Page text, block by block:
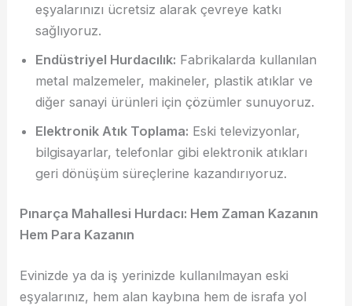
eşyalarınızı ücretsiz alarak çevreye katkı
sağlıyoruz.
Endüstriyel Hurdacılık: Fabrikalarda kullanılan
metal malzemeler, makineler, plastik atıklar ve
diğer sanayi ürünleri için çözümler sunuyoruz.
Elektronik Atık Toplama: Eski televizyonlar,
bilgisayarlar, telefonlar gibi elektronik atıkları
geri dönüşüm süreçlerine kazandırıyoruz.
Pınarça Mahallesi Hurdacı: Hem Zaman Kazanın
Hem Para Kazanın
Evinizde ya da iş yerinizde kullanılmayan eski
eşyalarınız, hem alan kaybına hem de israfa yol